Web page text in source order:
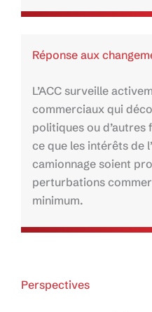
Réponse aux
L’ACC surveille
commerciaux qui
politiques ou
ce que les intérêts de
camionnage soient
perturbations
minimum.
Perspectives